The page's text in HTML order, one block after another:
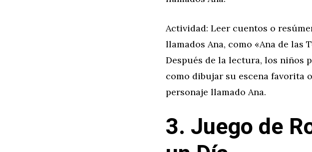
Actividad: Leer cuentos o
llamados Ana, como «Ana de las
Después de la lectura, los niños
como dibujar su escena favorita
personaje llamado Ana.
3. Juego de